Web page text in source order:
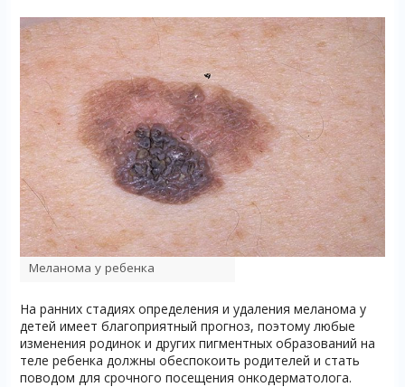
Меланома у ребенка
На ранних стадиях определения и удаления меланома у
детей имеет благоприятный прогноз, поэтому любые
изменения родинок и других пигментных образований на
теле ребенка должны обеспокоить родителей и стать
поводом для срочного посещения онкодерматолога.